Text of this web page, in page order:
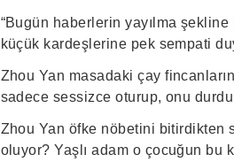
“Bugün haberlerin yayılma
küçük kardeşlerine pek sempati
Zhou Yan masadaki çay
sadece sessizce oturup, onu
Zhou Yan öfke nöbetini bitirdikten
oluyor? Yaşlı adam o çocuğun bu